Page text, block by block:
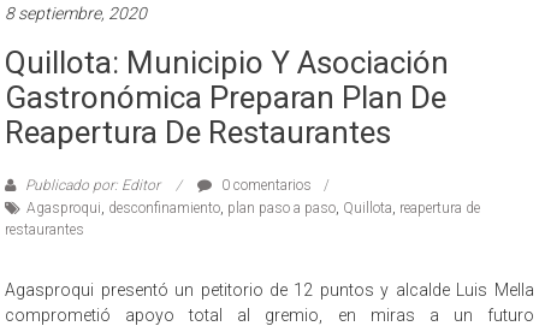
8 septiembre, 2020
Quillota: Municipio Y Asociación
Gastronómica Preparan Plan De
Reapertura De Restaurantes
Publicado por: Editor
0 comentarios
Agasproqui desconfinamiento plan paso a paso Quillota reapertura de
restaurantes
Agasproqui presentó un petitorio de 12 puntos y alcalde Luis Mella
comprometió apoyo total al gremio, en miras a un futuro